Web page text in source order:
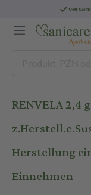
RENVELA 2,4
Herstellung
Einnehmen